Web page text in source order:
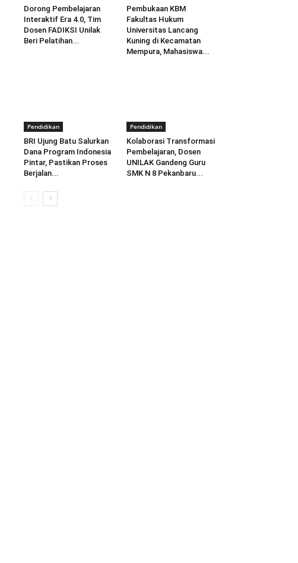
Dorong Pembelajaran
Interaktif Era 4.0, Tim
Dosen FADIKSI Unilak
Beri Pelatihan...
Pembukaan KBM
Fakultas Hukum
Universitas Lancang
Kuning di Kecamatan
Mempura, Mahasiswa...
Pendidikan
BRI Ujung Batu Salurkan
Dana Program Indonesia
Pintar, Pastikan Proses
Berjalan...
Pendidikan
Kolaborasi Transformasi
Pembelajaran, Dosen
UNILAK Gandeng Guru
SMK N 8 Pekanbaru...